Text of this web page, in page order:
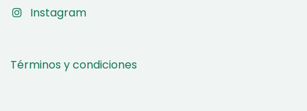
Instagram
Términos y condiciones